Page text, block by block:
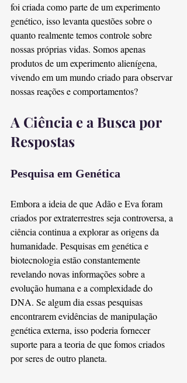
foi criada como parte de um experimento
genético, isso levanta questões sobre o
quanto realmente temos controle sobre
nossas próprias vidas. Somos apenas
produtos de um experimento alienígena,
vivendo em um mundo criado para observar
nossas reações e comportamentos?
A Ciência e a Busca por
Respostas
Pesquisa em Genética
Embora a ideia de que Adão e Eva foram
criados por extraterrestres seja controversa, a
ciência continua a explorar as origens da
humanidade. Pesquisas em genética e
biotecnologia estão constantemente
revelando novas informações sobre a
evolução humana e a complexidade do
DNA. Se algum dia essas pesquisas
encontrarem evidências de manipulação
genética externa, isso poderia fornecer
suporte para a teoria de que fomos criados
por seres de outro planeta.